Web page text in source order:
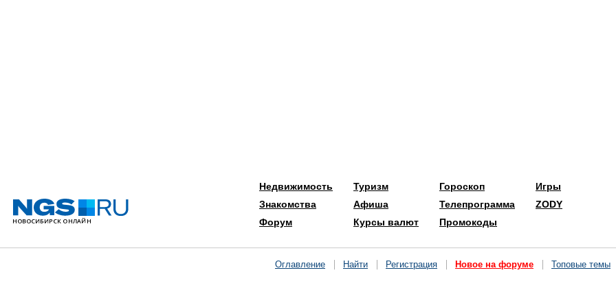
Недвижимость
Знакомства
Форум
Туризм
Афиша
Курсы валют
Гороскоп
Телепрограмма
Промокоды
Игры
ZODY
Оглавление Найти Регистрация Новое на форуме Топовые темы